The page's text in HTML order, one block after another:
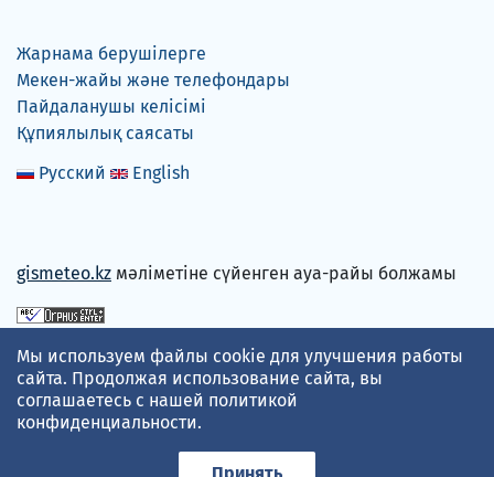
Жарнама берушілерге
Мекен-жайы және телефондары
Пайдаланушы келісімі
Құпиялылық саясаты
Русский
English
gismeteo.kz мәліметіне сүйенген ауа-райы болжамы
Төлем карталарын қабылдаймыз
Мы используем файлы cookie для улучшения работы
сайта. Продолжая использование сайта, вы
соглашаетесь с нашей политикой
конфиденциальности.